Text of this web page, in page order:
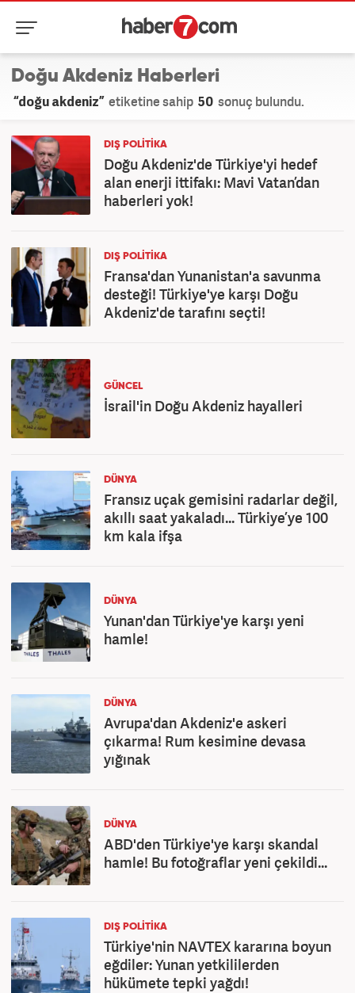
Doğu Akdeniz Haberleri
“doğu akdeniz” etiketine sahip 50 sonuç bulundu.
DIŞ POLITIKA
Doğu Akdeniz'de Türkiye'yi hedef
alan enerji ittifakı: Mavi Vatan’dan
haberleri yok!
DIŞ POLITIKA
Fransa'dan Yunanistan'a savunma
desteği! Türkiye'ye karşı Doğu
Akdeniz'de tarafını seçti!
GÜNCEL
İsrail'in Doğu Akdeniz hayalleri
DÜNYA
Fransız uçak gemisini radarlar değil,
akıllı saat yakaladı... Türkiye’ye 100
km kala ifşa
DÜNYA
Yunan'dan Türkiye'ye karşı yeni
hamle!
DÜNYA
Avrupa'dan Akdeniz'e askeri
çıkarma! Rum kesimine devasa
yığınak
DÜNYA
ABD'den Türkiye'ye karşı skandal
hamle! Bu fotoğraflar yeni çekildi...
DIŞ POLITIKA
Türkiye'nin NAVTEX kararına boyun
eğdiler: Yunan yetkililerden
hükümete tepki yağdı!